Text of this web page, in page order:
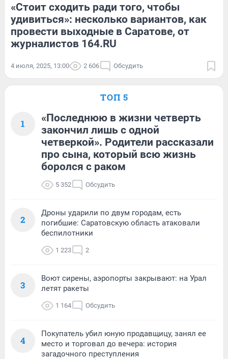
«Стоит сходить ради того, чтобы
удивиться»: несколько вариантов, как
провести выходные в Саратове, от
журналистов 164.RU
4 июля, 2025, 13:00 2 606 Обсудить
ТОП 5
1
«Последнюю в жизни четверть
закончил лишь с одной
четверкой». Родители рассказали
про сына, который всю жизнь
боролся с раком
5 352 Обсудить
2
Дроны ударили по двум городам, есть
погибшие: Саратовскую область атаковали
беспилотники
1 223 2
3
Воют сирены, аэропорты закрывают: на Урал
летят ракеты
1 164 Обсудить
4
Покупатель убил юную продавщицу, занял ее
место и торговал до вечера: история
загадочного преступления